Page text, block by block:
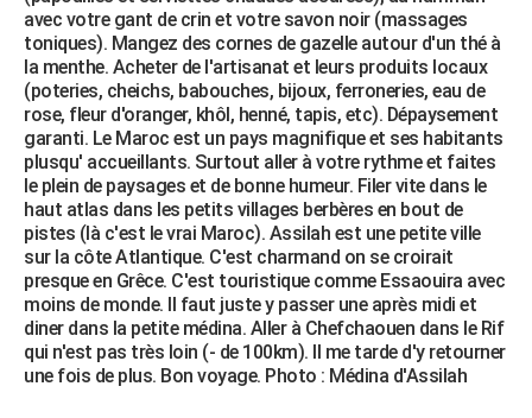
avec votre gant de crin et votre savon noir (massages
toniques). Mangez des cornes de gazelle autour d'un thé à
la menthe. Acheter de l'artisanat et leurs produits locaux
(poteries, cheichs, babouches, bijoux, ferroneries, eau de
rose, fleur d'oranger, khôl, henné, tapis, etc). Dépaysement
garanti. Le Maroc est un pays magnifique et ses habitants
plusqu' accueillants. Surtout aller à votre rythme et faites
le plein de paysages et de bonne humeur. Filer vite dans le
haut atlas dans les petits villages berbères en bout de
pistes (là c'est le vrai Maroc). Assilah est une petite ville
sur la côte Atlantique. C'est charmand on se croirait
presque en Grêce. C'est touristique comme Essaouira avec
moins de monde. Il faut juste y passer une après midi et
diner dans la petite médina. Aller à Chefchaouen dans le Rif
qui n'est pas très loin (- de 100km). Il me tarde d'y retourner
une fois de plus. Bon voyage. Photo : Médina d'Assilah